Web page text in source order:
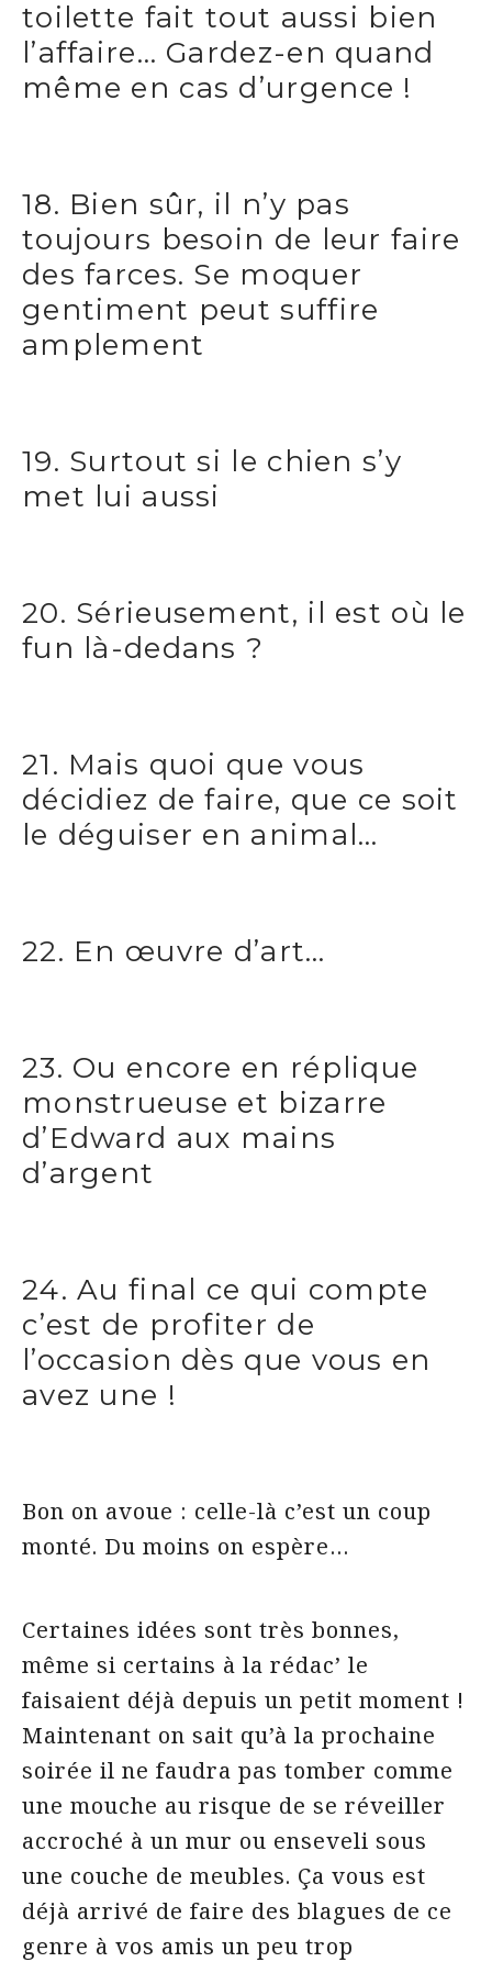
toilette fait tout aussi bien
l’affaire… Gardez-en quand
même en cas d’urgence !
18. Bien sûr, il n’y pas
toujours besoin de leur faire
des farces. Se moquer
gentiment peut suffire
amplement
19. Surtout si le chien s’y
met lui aussi
20. Sérieusement, il est où le
fun là-dedans ?
21. Mais quoi que vous
décidiez de faire, que ce soit
le déguiser en animal…
22. En œuvre d’art…
23. Ou encore en réplique
monstrueuse et bizarre
d’Edward aux mains
d’argent
24. Au final ce qui compte
c’est de profiter de
l’occasion dès que vous en
avez une !
Bon on avoue : celle-là c’est un coup
monté. Du moins on espère…
Certaines idées sont très bonnes,
même si certains à la rédac’ le
faisaient déjà depuis un petit moment !
Maintenant on sait qu’à la prochaine
soirée il ne faudra pas tomber comme
une mouche au risque de se réveiller
accroché à un mur ou enseveli sous
une couche de meubles. Ça vous est
déjà arrivé de faire des blagues de ce
genre à vos amis un peu trop